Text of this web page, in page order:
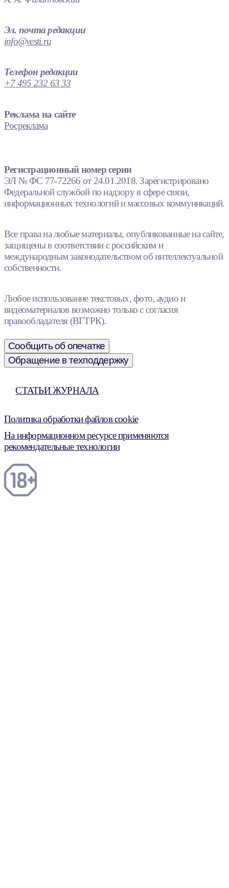
Эл. почта редакции
info@vesti.ru
Телефон редакции
+7 495 232 63 33
Реклама на сайте
Росреклама
Регистрационный номер серии
ЭЛ № ФС 77-72266 от 24.01.2018. Зарегистрировано
Федеральной службой по надзору в сфере связи,
информационных технологий и массовых коммуникаций.
Все права на любые материалы, опубликованные на сайте,
защищены в соответствии с российским и
международным законодательством об интеллектуальной
собственности.
Любое использование текстовых, фото, аудио и
видеоматериалов возможно только с согласия
правообладателя (ВГТРК).
Сообщить об опечатке
Обращение в техподдержку
СТАТЬИ ЖУРНАЛА
Политика обработки файлов cookie
На информационном ресурсе применяются
рекомендательные технологии